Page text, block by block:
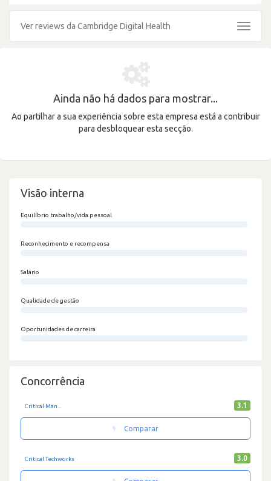
Ver reviews da Cambridge Digital Health
Toggle
Ainda não há dados para mostrar...
Ao partilhar a sua experiência sobre esta empresa está a contribuir
para desbloquear esta secção.
Visão interna
Equilíbrio trabalho/vida pessoal
Reconhecimento e recompensa
Salário
Qualidade de gestão
Oportunidades de carreira
Concorrência
Critical Man... 3.1
Comparar
Critical Techworks 3.0